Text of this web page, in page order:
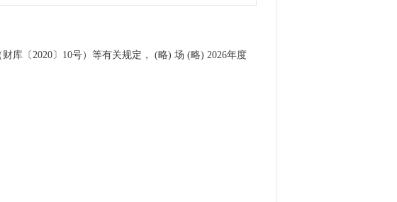
库〔2020〕10号）等有关规定， (略) 场 (略) 2026年度